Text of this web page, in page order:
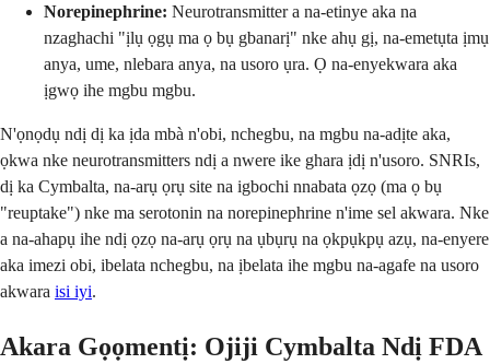
Norepinephrine: Neurotransmitter a na-etinye aka na
nzaghachi "ịlụ ọgụ ma ọ bụ gbanarị" nke ahụ gị, na-emetụta ịmụ
anya, ume, nlebara anya, na usoro ụra. Ọ na-enyekwara aka
ịgwọ ihe mgbu mgbu.
N'ọnọdụ ndị dị ka ịda mbà n'obi, nchegbu, na mgbu na-adịte aka,
ọkwa nke neurotransmitters ndị a nwere ike ghara ịdị n'usoro. SNRIs,
dị ka Cymbalta, na-arụ ọrụ site na igbochi nnabata ọzọ (ma ọ bụ
"reuptake") nke ma serotonin na norepinephrine n'ime sel akwara. Nke
a na-ahapụ ihe ndị ọzọ na-arụ ọrụ na ụbụrụ na ọkpụkpụ azụ, na-enyere
aka imezi obi, ibelata nchegbu, na ịbelata ihe mgbu na-agafe na usoro
akwara isi iyi.
Akara Gọọmentị: Ojiji Cymbalta Ndị FDA